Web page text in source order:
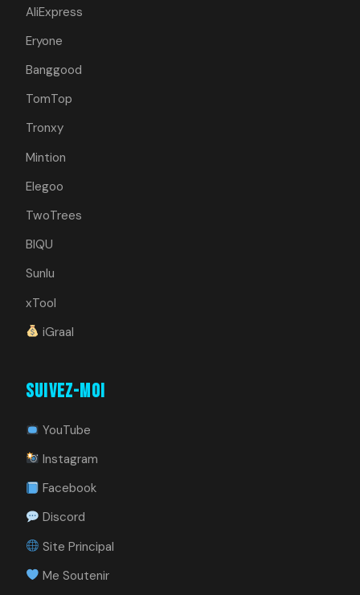
AliExpress
Eryone
Banggood
TomTop
Tronxy
Mintion
Elegoo
TwoTrees
BIQU
Sunlu
xTool
iGraal
Suivez-moi
YouTube
Instagram
Facebook
Discord
Site Principal
Me Soutenir